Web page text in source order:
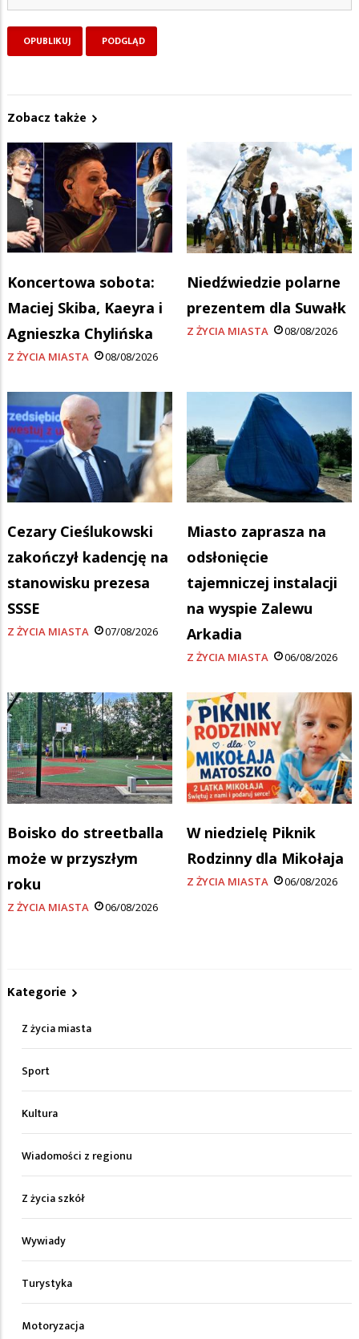
Zobacz także
Koncertowa sobota:
Maciej Skiba, Kaeyra i
Agnieszka Chylińska
Z ŻYCIA MIASTA 08/08/2026
Niedźwiedzie polarne
prezentem dla Suwałk
Z ŻYCIA MIASTA 08/08/2026
Cezary Cieślukowski
zakończył kadencję na
stanowisku prezesa
SSSE
Z ŻYCIA MIASTA 07/08/2026
Miasto zaprasza na
odsłonięcie
tajemniczej instalacji
na wyspie Zalewu
Arkadia
Z ŻYCIA MIASTA 06/08/2026
Boisko do streetballa
może w przyszłym
roku
Z ŻYCIA MIASTA 06/08/2026
W niedzielę Piknik
Rodzinny dla Mikołaja
Z ŻYCIA MIASTA 06/08/2026
Kategorie
Z życia miasta
Sport
Kultura
Wiadomości z regionu
Z życia szkół
Wywiady
Turystyka
Motoryzacja